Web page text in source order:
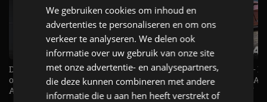
De Renault Twingo heeft een
opvallende snelheidsmeter! -
AutoRAI TV
De perfecte (gezins)taxi? -
ES500e (2026) - REVIEW -
UITGELEGD! - AutoRAI TV
We gebruiken cookies om inhoud en
advertenties te personaliseren en om ons
verkeer te analyseren. We delen ook
informatie over uw gebruik van onze site
met onze advertentie- en analysepartners,
die deze kunnen combineren met andere
informatie die u aan hen heeft verstrekt of